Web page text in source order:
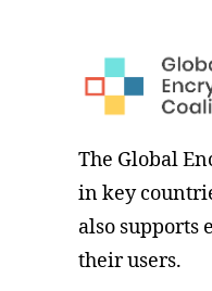
The Global
in key
also supports
their users.